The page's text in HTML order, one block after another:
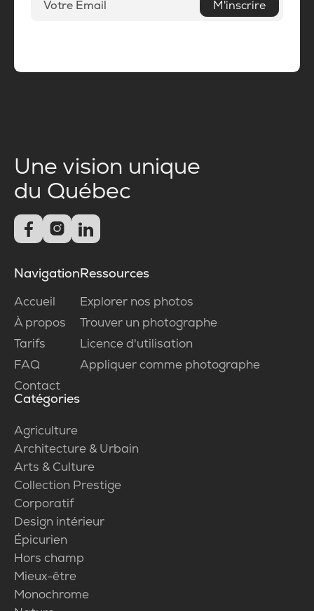
M'inscrire
Une vision unique
du Québec
  
Navigation
Accueil
À propos
Tarifs
FAQ
Contact
Ressources
Explorer nos photos
Trouver un photographe
Licence d'utilisation
Appliquer comme photographe
Catégories
Agriculture
Architecture & Urbain
Arts & Culture
Collection Prestige
Corporatif
Design intérieur
Épicurien
Hors champ
Mieux-être
Monochrome